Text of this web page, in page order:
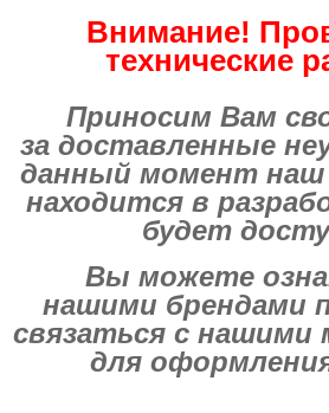
Внимание!
технические
Приносим Вам
за доставленные
данный момент
находится в
будет
Вы можете
нашими брендами
связаться с нашими
для оформления